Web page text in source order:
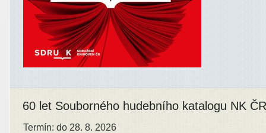
60 let Souborného hudebního katalogu NK ČR
Termín: do 28. 8. 2026